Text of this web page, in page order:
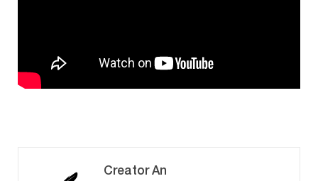
Creator An